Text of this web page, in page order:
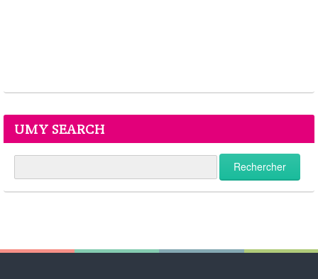
UMY SEARCH